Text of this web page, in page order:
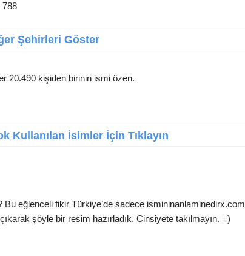
788
Şehirleri Göster
20.490 kişiden birinin ismi özen.
Kullanılan İsimler İçin Tıklayın
Bu eğlenceli fikir Türkiye’de sadece ismininanlaminedirx.com
şöyle bir resim hazırladık. Cinsiyete takılmayın. =)